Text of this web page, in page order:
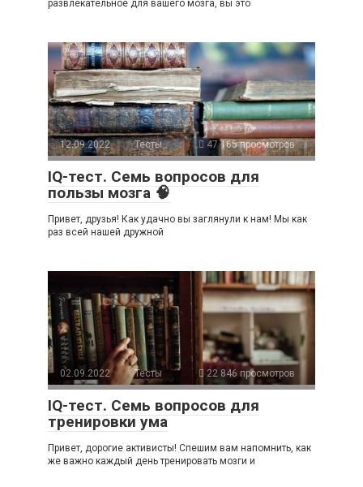
развлекательное для вашего мозга, вы это
12.09.2022 Тесты 47 165 просмотров
IQ-тест. Семь вопросов для
пользы мозга 🧠
Привет, друзья! Как удачно вы заглянули к нам! Мы как
раз всей нашей дружной
02.09.2022 Тесты 22 846 просмотров
IQ-тест. Семь вопросов для
тренировки ума
Привет, дорогие активисты! Спешим вам напомнить, как
же важно каждый день тренировать мозги и